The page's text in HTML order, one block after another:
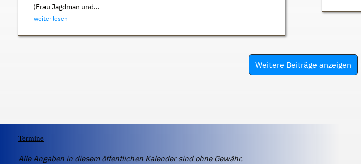
(Frau Jagdman und...
weiter lesen
Weitere Beiträge anzeigen
Termine
Alle Angaben in diesem öffentlichen Kalender sind ohne Gewähr.